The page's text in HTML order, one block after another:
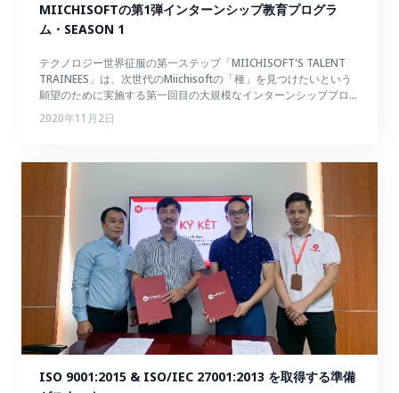
MIICHISOFTの第1弾インターンシップ教育プログラ
ム・SEASON 1
テクノロジー世界征服の第一ステップ「MIICHISOFT'S TALENT
TRAINEES」は、次世代のMiichisoftの「種」を見つけたいという
願望のために実施する第一回目の大規模なインターンシッププログ
ラムです。
2020年11月2日
ISO 9001:2015 & ISO/IEC 27001:2013 を取得する準備